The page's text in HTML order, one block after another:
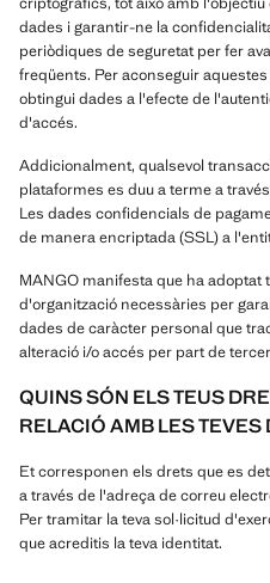
dades i garantir-ne la
periòdiques de seguretat per fer
freqüents. Per aconseguir
obtingui dades a l'efecte de
d'accés.
Addicionalment, qualsevol
plataformes es duu a terme a
Les dades confidencials de
de manera encriptada (SSL) a
MANGO manifesta que ha adoptat
d'organització necessàries per
dades de caràcter personal que
alteració i/o accés per part de
QUINS SÓN ELS TEUS
RELACIÓ AMB LES
Et corresponen els drets que es
a través de l'adreça de correu
Per tramitar la teva sol·licitud
que acreditis la teva identitat.